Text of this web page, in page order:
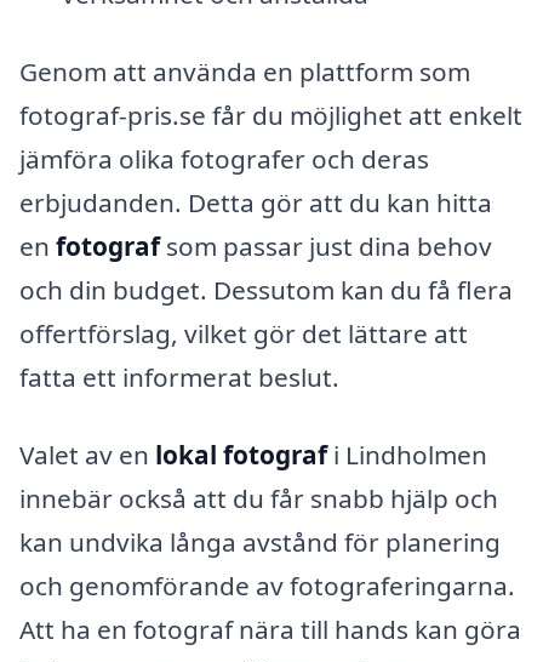
Genom att använda en plattform som
fotograf-pris.se får du möjlighet att enkelt
jämföra olika fotografer och deras
erbjudanden. Detta gör att du kan hitta
en fotografsom passar just dina behov
och din budget. Dessutom kan du få flera
offertförslag, vilket gör det lättare att
fatta ett informerat beslut.
Valet av en lokal fotografi Lindholmen
innebär också att du får snabb hjälp och
kan undvika långa avstånd för planering
och genomförande av fotograferingarna.
Att ha en fotograf nära till hands kan göra